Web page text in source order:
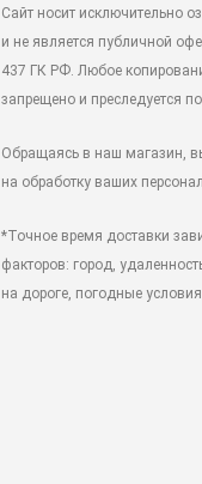
Сайт носит исключительно
и не является публичной
437 ГК РФ. Любое
запрещено и преследуется
Обращаясь в наш магазин,
на обработку ваших
*Точное время доставки
факторов: город,
на дороге, погодные